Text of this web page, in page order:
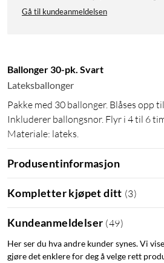
Gå til kundeanmeldelsen
Ballonger 30-pk. Svart
Lateksballonger
Pakke med 30 ballonger. Blåses opp
Inkluderer ballongsnor. Flyr i 4 til 6
Materiale: lateks.
Produsentinformasjon
Kompletter kjøpet ditt (3)
Kundeanmeldelser (49)
Her ser du hva andre kunder synes. Vi
gjøre det enklere for deg å velge rett